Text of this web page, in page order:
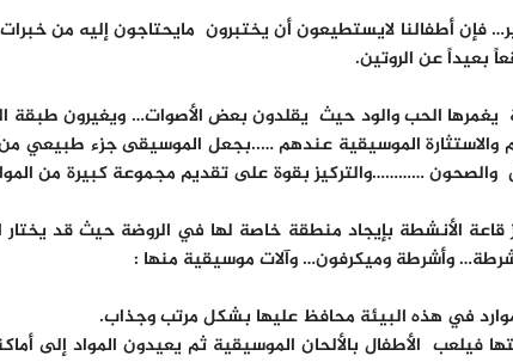
فإن أطفالنا لايستطيعون أن يختبرون مايحتاجون إليه من
بعيداً عن الروتين.
الحب والود حيث يقلدون بعض الأصوات… ويغيرون طبقة
الموسيقية عندهم …..بجعل الموسيقى جزء طبيعي
…………والتركيز بقوة على تقديم مجموعة كبيرة من
قاعة الأنشطة بإيجاد منطقة خاصة لها في الروضة حيث قد
وأشرطة وميكرفون… وآلات موسيقية منها :
في هذه البيئة محافظ عليها بشكل مرتب وجذاب.
فيلعب الأطفال بالألحان الموسيقية ثم يعيدون المواد إلى